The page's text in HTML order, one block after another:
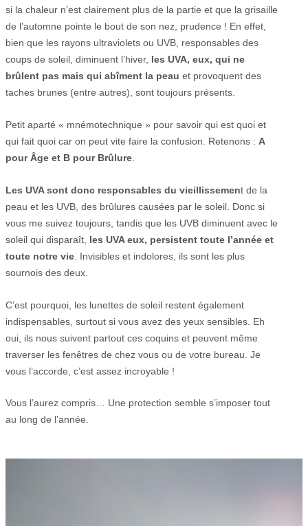
si la chaleur n’est clairement plus de la partie et que la grisaille
de l’automne pointe le bout de son nez, prudence ! En effet,
bien que les rayons ultraviolets ou UVB, responsables des
coups de soleil, diminuent l’hiver, les UVA, eux, qui ne
brûlent pas mais qui abîment la peau et provoquent des
taches brunes (entre autres), sont toujours présents.
Petit aparté « mnémotechnique » pour savoir qui est quoi et
qui fait quoi car on peut vite faire la confusion. Retenons : A
pour Âge et B pour Brûlure
Les UVA sont donc responsables du vieillissement de la
peau et les UVB, des brûlures causées par le soleil. Donc si
vous me suivez toujours, tandis que les UVB diminuent avec le
soleil qui disparaît, les UVA eux, persistent toute l’année et
toute notre vie . Invisibles et indolores, ils sont les plus
sournois des deux.
C’est pourquoi, les lunettes de soleil restent également
indispensables, surtout si vous avez des yeux sensibles. Eh
oui, ils nous suivent partout ces coquins et peuvent même
traverser les fenêtres de chez vous ou de votre bureau. Je
vous l’accorde, c’est assez incroyable !
Vous l’aurez compris… Une protection semble s’imposer tout
au long de l’année.